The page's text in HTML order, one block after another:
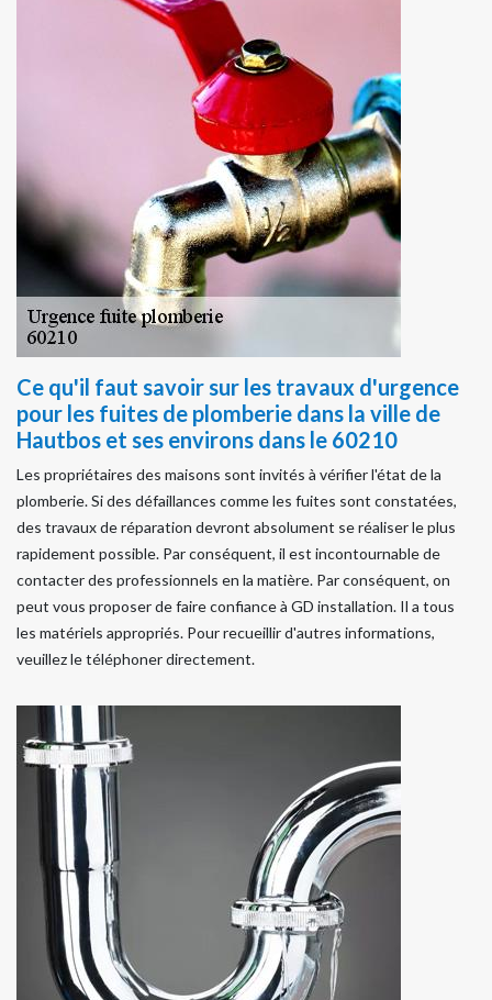
Ce qu'il faut savoir sur les travaux d'urgence
pour les fuites de plomberie dans la ville de
Hautbos et ses environs dans le 60210
Les propriétaires des maisons sont invités à vérifier l'état de la
plomberie. Si des défaillances comme les fuites sont constatées,
des travaux de réparation devront absolument se réaliser le plus
rapidement possible. Par conséquent, il est incontournable de
contacter des professionnels en la matière. Par conséquent, on
peut vous proposer de faire confiance à GD installation. Il a tous
les matériels appropriés. Pour recueillir d'autres informations,
veuillez le téléphoner directement.